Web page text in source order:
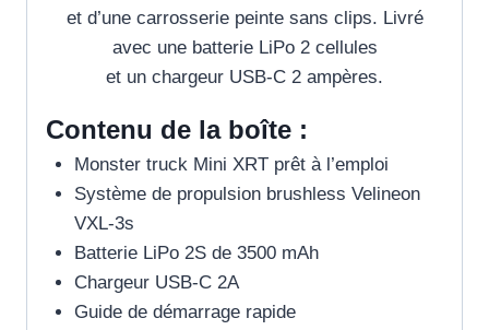
et d’une carrosserie peinte sans clips. Livré
avec une batterie LiPo 2 cellules
et un chargeur USB-C 2 ampères.
Contenu de la boîte :
Monster truck Mini XRT prêt à l’emploi
Système de propulsion brushless Velineon
VXL-3s
Batterie LiPo 2S de 3500 mAh
Chargeur USB-C 2A
Guide de démarrage rapide